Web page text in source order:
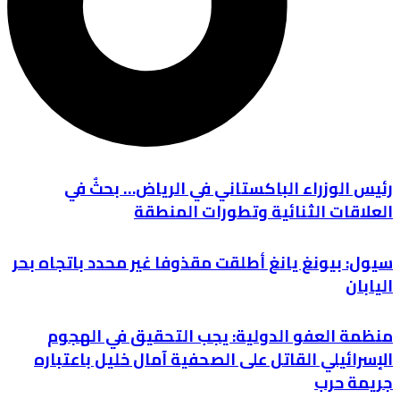
رئيس الوزراء الباكستاني في الرياض… بحثٌ في
العلاقات الثنائية وتطورات المنطقة
سيول: بيونغ يانغ أطلقت مقذوفا غير محدد باتجاه بحر
اليابان
منظمة العفو الدولية: يجب التحقيق في الهجوم
الإسرائيلي القاتل على الصحفية آمال خليل باعتباره
جريمة حرب